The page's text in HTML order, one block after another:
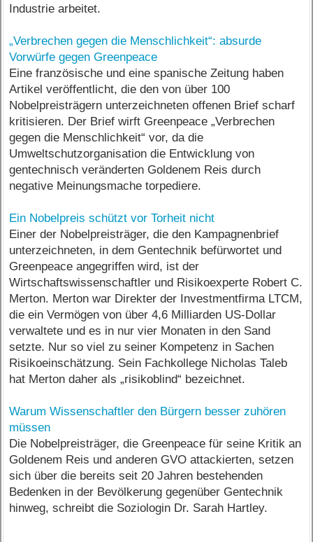
Industrie arbeitet.
„Verbrechen gegen die Menschlichkeit“: absurde
Vorwürfe gegen Greenpeace
Eine französische und eine spanische Zeitung haben
Artikel veröffentlicht, die den von über 100
Nobelpreisträgern unterzeichneten offenen Brief scharf
kritisieren. Der Brief wirft Greenpeace „Verbrechen
gegen die Menschlichkeit“ vor, da die
Umweltschutzorganisation die Entwicklung von
gentechnisch veränderten Goldenem Reis durch
negative Meinungsmache torpediere.
Ein Nobelpreis schützt vor Torheit nicht
Einer der Nobelpreisträger, die den Kampagnenbrief
unterzeichneten, in dem Gentechnik befürwortet und
Greenpeace angegriffen wird, ist der
Wirtschaftswissenschaftler und Risikoexperte Robert C.
Merton. Merton war Direkter der Investmentfirma LTCM,
die ein Vermögen von über 4,6 Milliarden US-Dollar
verwaltete und es in nur vier Monaten in den Sand
setzte. Nur so viel zu seiner Kompetenz in Sachen
Risikoeinschätzung. Sein Fachkollege Nicholas Taleb
hat Merton daher als „risikoblind“ bezeichnet.
Warum Wissenschaftler den Bürgern besser zuhören
müssen
Die Nobelpreisträger, die Greenpeace für seine Kritik an
Goldenem Reis und anderen GVO attackierten, setzen
sich über die bereits seit 20 Jahren bestehenden
Bedenken in der Bevölkerung gegenüber Gentechnik
hinweg, schreibt die Soziologin Dr. Sarah Hartley.